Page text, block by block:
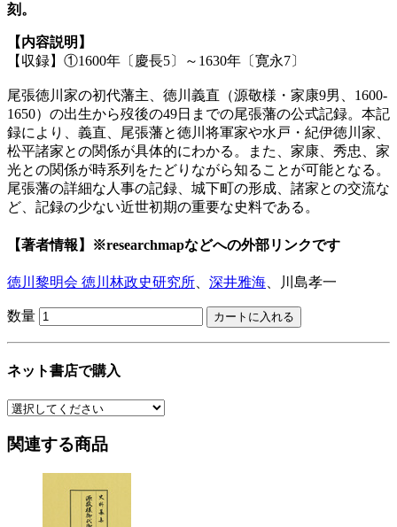
刻。
【内容説明】
【収録】①1600年〔慶長5〕～1630年〔寛永7〕
尾張徳川家の初代藩主、徳川義直（源敬様・家康9男、1600-
1650）の出生から歿後の49日までの尾張藩の公式記録。本記
録により、義直、尾張藩と徳川将軍家や水戸・紀伊徳川家、
松平諸家との関係が具体的にわかる。また、家康、秀忠、家
光との関係が時系列をたどりながら知ることが可能となる。
尾張藩の詳細な人事の記録、城下町の形成、諸家との交流な
ど、記録の少ない近世初期の重要な史料である。
【著者情報】 ※researchmapなどへの外部リンクです
徳川黎明会 徳川林政史研究所 深井雅海 、川島孝一
数量
ネット書店で購入
関連する商品